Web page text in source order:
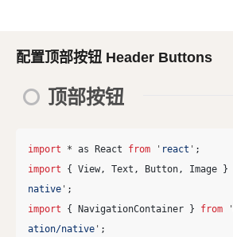
配置顶部按钮 Header Buttons
顶部按钮
import * as React from ' react ' ;
import
{ View, Text , Button , Image }
native ' ;
import
{ NavigationContainer } from '
ation/native ' ;